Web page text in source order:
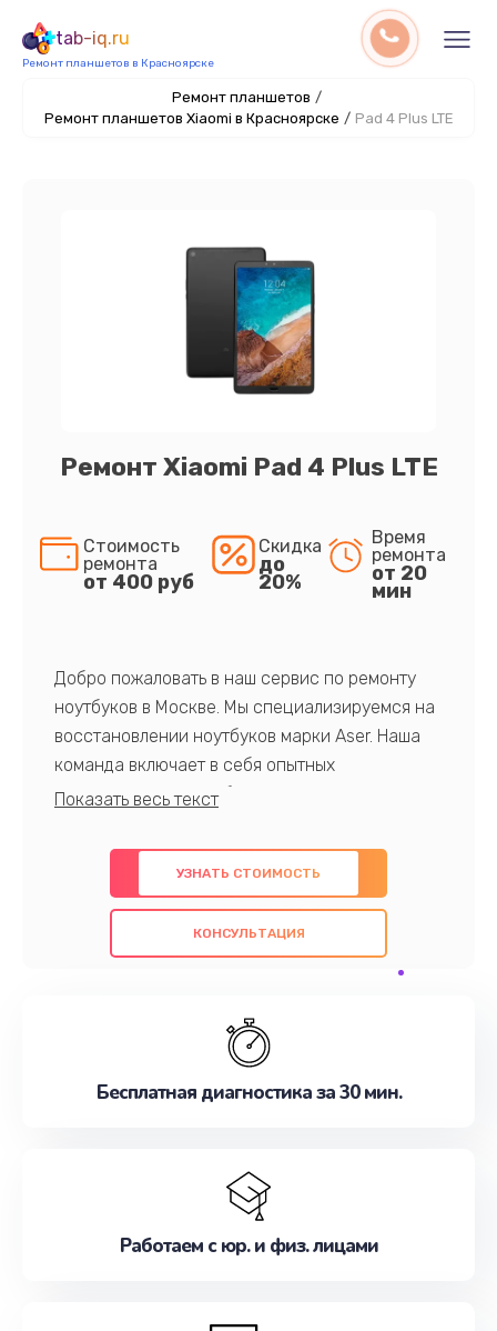
tab-iq.ru
Ремонт планшетов в Красноярске
Ремонт планшетов /
Ремонт планшетов Xiaomi в Красноярске / Pad 4 Plus LTE
Ремонт Xiaomi Pad 4 Plus LTE
Стоимость
ремонта
от 400 руб
Скидка
до
20%
Время
ремонта
от 20
мин
Добро пожаловать в наш сервис по ремонту
ноутбуков в Москве. Мы специализируемся на
восстановлении ноутбуков марки Aser. Наша
команда включает в себя опытных
профессионалов с обширными знаниями и
предлагаем быстрый и качественный ремонт с
использованием оригинальных компонентов, а
также гарантируем качество всех
проведенных работ. Наша цель - предоставить
наилучшим образом. Не медлите записаться на
УЗНАТЬ СТОИМОСТЬ
КОНСУЛЬТАЦИЯ
Бесплатная диагностика за 30 мин.
Работаем с юр. и физ. лицами